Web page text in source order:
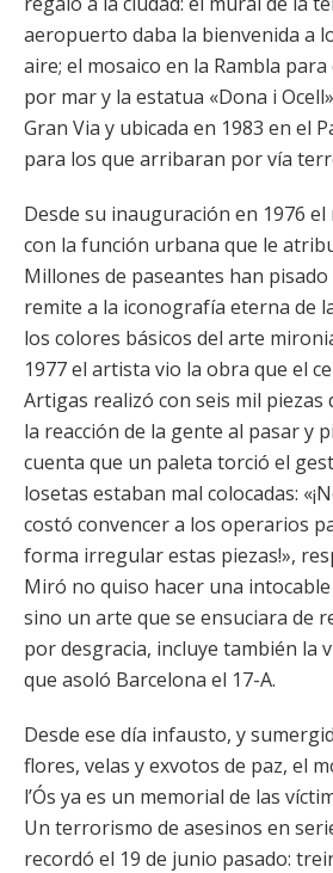
aeropuerto daba la bienvenida a
aire; el mosaico en la Rambla
por mar y la estatua «Dona i
Gran Via y ubicada en 1983 en el
para los que arribaran por vía
Desde su inauguración en 1976
con la función urbana que le
Millones de paseantes han
remite a la iconografía eterna de
los colores básicos del arte
1977 el artista vio la obra que el
Artigas realizó con seis mil
la reacción de la gente al pasar y
cuenta que un paleta torció el
losetas estaban mal colocadas:
costó convencer a los operarios
forma irregular estas piezas!»,
Miró no quiso hacer una
sino un arte que se ensuciara de
por desgracia, incluye también la
que asoló Barcelona el 17-A.
Desde ese día infausto, y
flores, velas y exvotos de paz, el
l’Ós ya es un memorial de las
Un terrorismo de asesinos en
recordó el 19 de junio pasado: